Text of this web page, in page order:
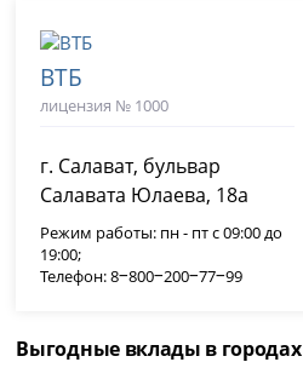
ВТБ
лицензия № 1000
г. Салават, бульвар
Салавата Юлаева, 18а
Режим работы: пн - пт с 09:00 до
19:00;
Телефон: 8‒800‒200‒77‒99
Выгодные вклады в городах